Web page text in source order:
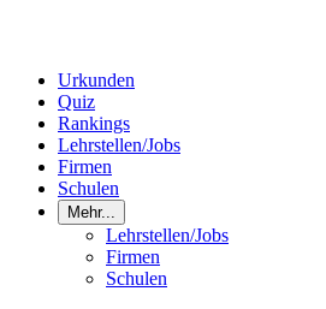
Urkunden
Quiz
Rankings
Lehrstellen/Jobs
Firmen
Schulen
Mehr...
Lehrstellen/Jobs
Firmen
Schulen